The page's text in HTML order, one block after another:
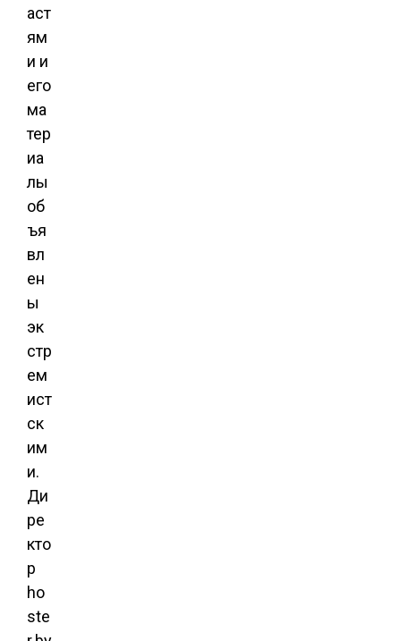
аст
ям
и и
его
ма
тер
иа
лы
об
ъя
вл
ен
ы
эк
стр
ем
ист
ск
им
и.
Ди
ре
кто
р
ho
ste